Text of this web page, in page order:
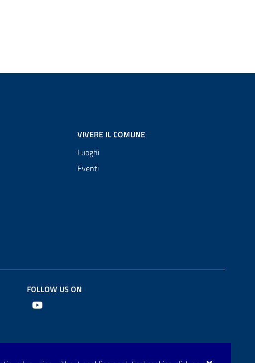
VIVERE IL COMUNE
Luoghi
Eventi
FOLLOW US ON